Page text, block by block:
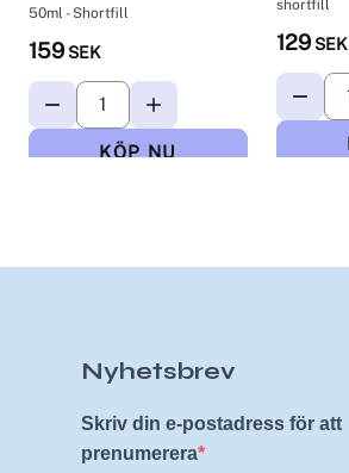
50ml - Shortfill
159 SEK
shortfill
129 SEK
Nyhetsbrev
Skriv din e-postadress för att
prenumerera